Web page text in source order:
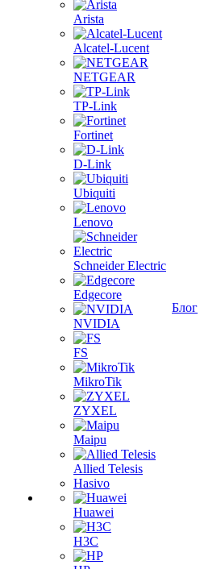
Arista
Alcatel-Lucent
NETGEAR
TP-Link
Fortinet
D-Link
Ubiquiti
Lenovo
Schneider Electric
Edgecore
NVIDIA
FS
MikroTik
ZYXEL
Maipu
Allied Telesis
Hasivo
Huawei
H3C
Блог